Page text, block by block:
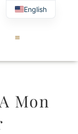
Mon
English